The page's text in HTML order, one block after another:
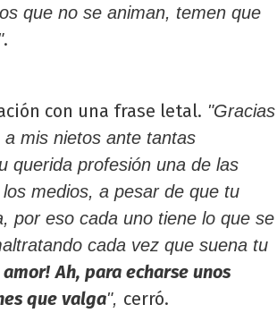
que no se animan, temen que
.
con una frase letal. "Gracias
mis nietos ante tantas
querida profesión una de las
medios, a pesar de que tu
por eso cada uno tiene lo que se
cada vez que suena tu
amor! Ah, para echarse unos
que valga", cerró.